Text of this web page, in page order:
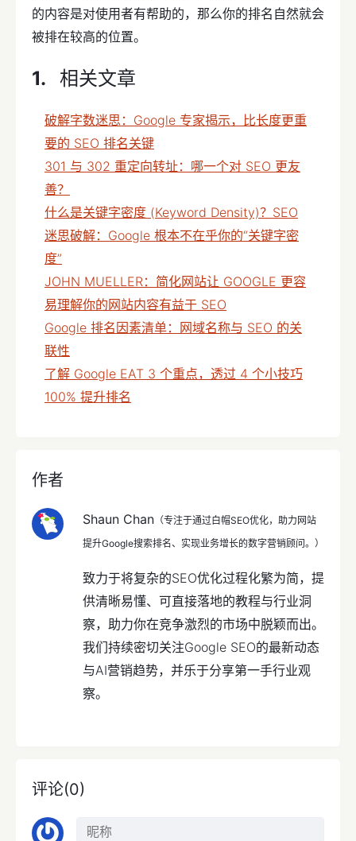
的内容是对使用者有帮助的，那么你的排名自然就会
被排在较高的位置。
相关文章
破解字数迷思：Google 专家揭示，比长度更重
要的 SEO 排名关键
301 与 302 重定向转址：哪一个对 SEO 更友
善？
什么是关键字密度 (Keyword Density)？SEO
迷思破解：Google 根本不在乎你的“关键字密
度”
JOHN MUELLER：简化网站让 GOOGLE 更容
易理解你的网站内容有益于 SEO
Google 排名因素清单：网域名称与 SEO 的关
联性
了解 Google EAT 3 个重点，透过 4 个小技巧
100% 提升排名
作者
Shaun Chan （专注于通过白帽SEO优化，助力网站
提升Google搜索排名、实现业务增长的数字营销顾问。）
致力于将复杂的SEO优化过程化繁为简，提
供清晰易懂、可直接落地的教程与行业洞
察，助力你在竞争激烈的市场中脱颖而出。
我们持续密切关注Google SEO的最新动态
与AI营销趋势，并乐于分享第一手行业观
察。
评论(0)